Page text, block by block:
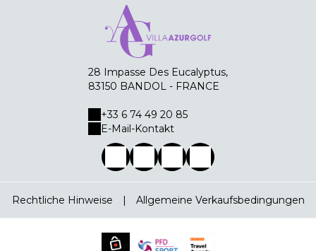
28 Impasse Des Eucalyptus,
83150 BANDOL - FRANCE
+33 6 74 49 20 85
E-Mail-Kontakt
Rechtliche Hinweise | Allgemeine Verkaufsbedingungen